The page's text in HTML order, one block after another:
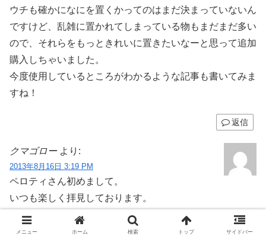
ウチも確かになにを置くかってのはまだ決まっていないん
ですけど、乱雑に置かれてしまっている物もまだまだ多い
ので、それらをもっときれいに置きたいなーと思って追加
購入しちゃいました。
今度使用しているところがわかるような記事も書いてみま
すね！
返信
クマゴロー より:
2013年8月16日 3:19 PM
ペロティさん初めまして。
いつも楽しく拝見しております。
亜美か由美かどちらか選べと言われれば由美派のクマゴロ
ーと申します。
メニュー ホーム 検索 トップ サイドバー